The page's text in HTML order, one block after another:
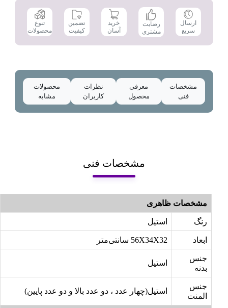
ارسال
سریع
رضایت
مشتری
خرید
آسان
تضمین
کیفیت
تنوع
محصولات
مشخصات
فنی
معرفی
محصول
نظرات
کاربران
محصولات
مشابه
مشخصات فنی
مشخصات ظاهری
رنگ استیل
ابعاد 56X34X32 سانتی‌متر
جنس
بدنه
استیل
جنس
المنت
استیل(چهار عدد ، دو عدد بالا و دو عدد پایین)